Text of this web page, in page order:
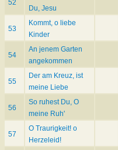
52
Du, Jesu
53
Kommt, o liebe
Kinder
54
An jenem Garten
angekommen
55
Der am Kreuz, ist
meine Liebe
56
So ruhest Du, O
meine Ruh'
57
O Traurigkeit! o
Herzeleid!